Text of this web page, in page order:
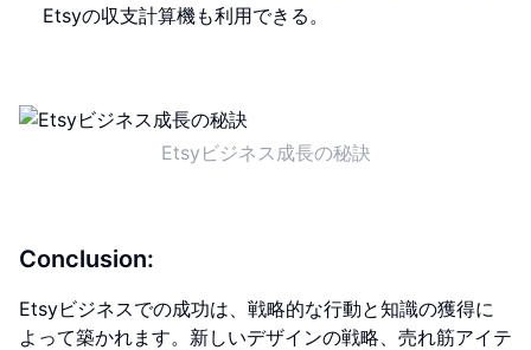
Etsyの収支計算機も利用できる。
Etsyビジネス成長の秘訣
Conclusion:
Etsyビジネスでの成功は、戦略的な行動と知識の獲得に
よって築かれます。新しいデザインの戦略、売れ筋アイテ